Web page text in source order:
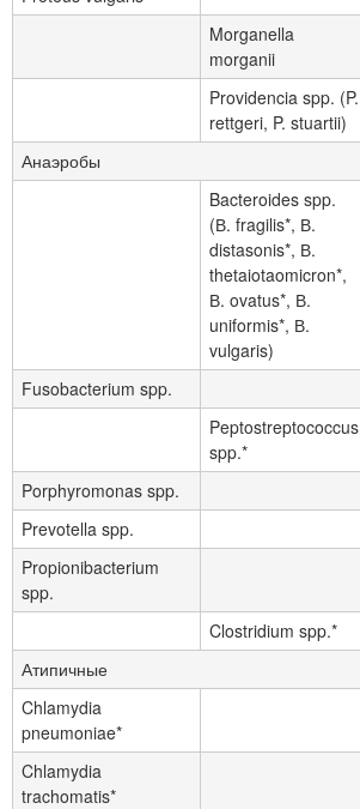
Morganella
morganii
Providencia spp. (P.
rettgeri, P. stuartii)
Анаэробы
Bacteroides spp.
(В. fragilis*, В.
distasonis*, В.
thetaiotaomicron*,
В. ovatus*, В.
uniformis*, В.
vulgaris)
Fusobacterium spp.
Peptostreptococcus
spp.*
Porphyromonas spp.
Prevotella spp.
Propionibacterium
spp.
Clostridium spp.*
Атипичные
Chlamydia
pneumoniae*
Chlamydia
trachomatis*